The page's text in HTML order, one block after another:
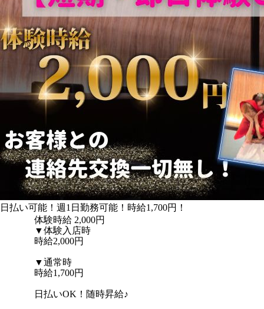
日払い可能！週1日勤務可能！時給1,700円！
体験時給 2,000円
▼体験入店時
時給2,000円
▼通常時
時給1,700円
日払いOK！随時昇給♪